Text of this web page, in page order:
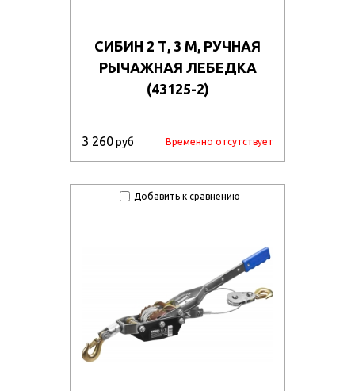
СИБИН 2 Т, 3 М, РУЧНАЯ
РЫЧАЖНАЯ ЛЕБЕДКА
(43125-2)
3 260руб Временно отсутствует
Добавить к сравнению